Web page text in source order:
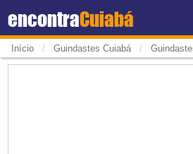
encontraCuiabá
Início / Guindastes Cuiabá /